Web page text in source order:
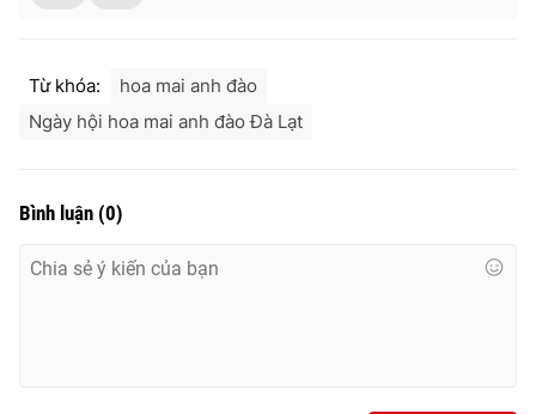
Theo dõi báo trên
Cơ quan chủ quản:Đài Truyền hình Việt Nam
Cơ quan báo chí:Thời báo VTV
Tổng Biên tập:
Nguyễn Trọng Ninh
Từ khóa:
hoa mai anh đào
Ngày hội hoa mai anh đào Đà Lạt
Bình luận (0)